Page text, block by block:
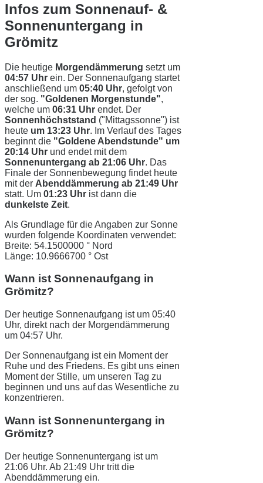
Infos zum Sonnenauf- &
Sonnenuntergang in
Grömitz
Die heutige Morgendämmerung setzt um
04:57 Uhr ein. Der Sonnenaufgang startet
anschließend um 05:40 Uhr, gefolgt von
der sog. "Goldenen Morgenstunde",
welche um 06:31 Uhr endet. Der
Sonnenhöchststand ("Mittagssonne") ist
heute um 13:23 Uhr. Im Verlauf des Tages
beginnt die "Goldene Abendstunde" um
20:14 Uhr und endet mit dem
Sonnenuntergang ab 21:06 Uhr. Das
Finale der Sonnenbewegung findet heute
mit der Abenddämmerung ab 21:49 Uhr
statt. Um 01:23 Uhr ist dann die
dunkelste Zeit.
Als Grundlage für die Angaben zur Sonne
wurden folgende Koordinaten verwendet:
Breite: 54.1500000 ° Nord
Länge: 10.9666700 ° Ost
Wann ist Sonnenaufgang in
Grömitz?
Der heutige Sonnenaufgang ist um 05:40
Uhr, direkt nach der Morgendämmerung
um 04:57 Uhr.
Der Sonnenaufgang ist ein Moment der
Ruhe und des Friedens. Es gibt uns einen
Moment der Stille, um unseren Tag zu
beginnen und uns auf das Wesentliche zu
konzentrieren.
Wann ist Sonnenuntergang in
Grömitz?
Der heutige Sonnenuntergang ist um
21:06 Uhr. Ab 21:49 Uhr tritt die
Abenddämmerung ein.